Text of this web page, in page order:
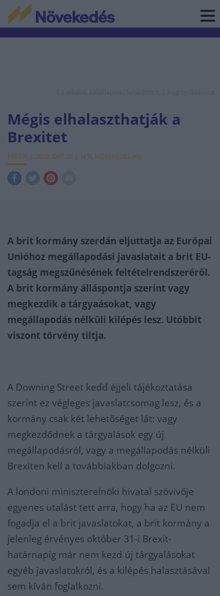
Mégis elhalaszthatják a
Brexitet
HÍREK 2019. OKT. 2. MTI, NÖVEKEDÉS.HU
A brit kormány szerdán eljuttatja az Európai
Unióhoz megállapodási javaslatait a brit EU-
tagság megszűnésének feltételrendszeréről.
A brit kormány álláspontja szerint vagy
megkezdik a tárgyaásokat, vagy
megállapodás nélküli kilépés lesz. Utóbbit
viszont törvény tiltja.
A Downing Street kedd éjjeli tájékoztatása
szerint ez végleges javaslatcsomag lesz, és a
kormány csak két lehetőséget lát: vagy
megkezdődnek a tárgyalások egy új
megállapodásról, vagy a megállapodás nélküli
Brexiten kell a továbbiakban dolgozni.
A londoni miniszterelnöki hivatal szóvivője
egyenes utalást tett arra, hogy ha az EU nem
fogadja el a brit javaslatokat, a brit kormány a
jelenleg érvényes október 31-i Brexit-
határnapig már nem kezd új tárgyalásokat
egyéb javaslatokról, és a kilépés halasztásával
sem kíván foglalkozni.